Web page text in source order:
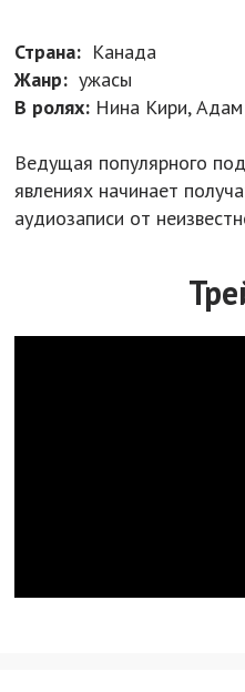
Страна: Канада
Жанр: ужасы
В ролях: Нина Кири,
Ведущая популярного
явлениях начинает
аудиозаписи от